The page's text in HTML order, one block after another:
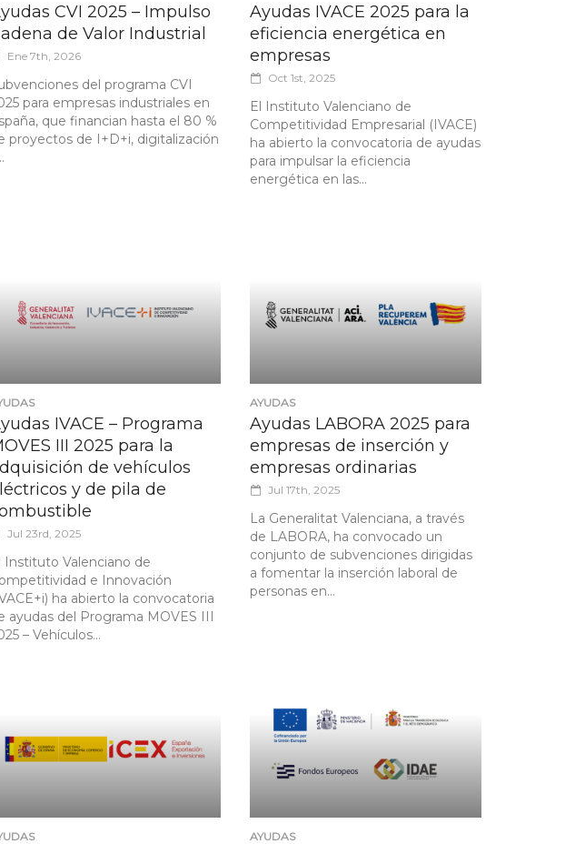
CVI 2025 – Impulso
de Valor Industrial
Ene 7th, 2026
del programa CVI
para empresas industriales en
que financian hasta el 80 %
proyectos de I+D+i, digitalización
Ayudas IVACE 2025 para la
eficiencia energética en
empresas
Oct 1st, 2025
El Instituto Valenciano de
Competitividad Empresarial (IVACE)
ha abierto la convocatoria de ayudas
para impulsar la eficiencia
energética en las...
IVACE – Programa
III 2025 para la
de vehículos
y de pila de
Jul 23rd, 2025
Instituto Valenciano de
e Innovación
ha abierto la convocatoria
ayudas del Programa MOVES III
– Vehículos...
AYUDAS
Ayudas LABORA 2025 para
empresas de inserción y
empresas ordinarias
Jul 17th, 2025
La Generalitat Valenciana, a través
de LABORA, ha convocado un
conjunto de subvenciones dirigidas
a fomentar la inserción laboral de
personas en...
AYUDAS